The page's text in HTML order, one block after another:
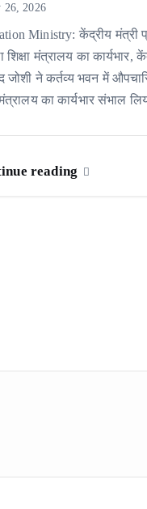
26, 2026
Ministry: केंद्रीय मंत्री
शिक्षा मंत्रालय का कार्यभार,
जोशी ने कर्तव्य भवन में
मंत्रालय का कार्यभार संभाल
reading